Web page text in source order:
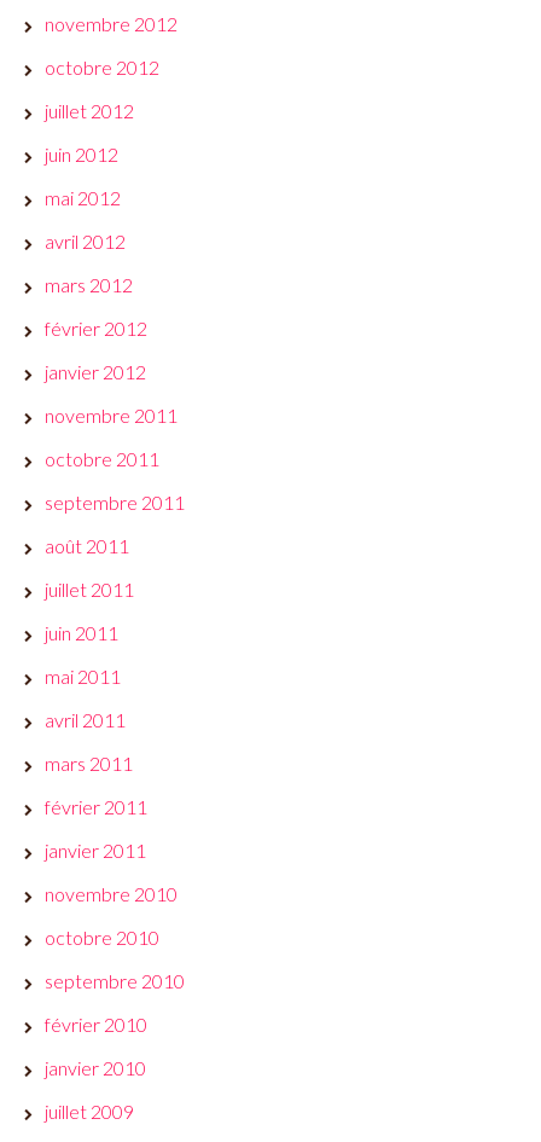
novembre 2012
octobre 2012
juillet 2012
juin 2012
mai 2012
avril 2012
mars 2012
février 2012
janvier 2012
novembre 2011
octobre 2011
septembre 2011
août 2011
juillet 2011
juin 2011
mai 2011
avril 2011
mars 2011
février 2011
janvier 2011
novembre 2010
octobre 2010
septembre 2010
février 2010
janvier 2010
juillet 2009